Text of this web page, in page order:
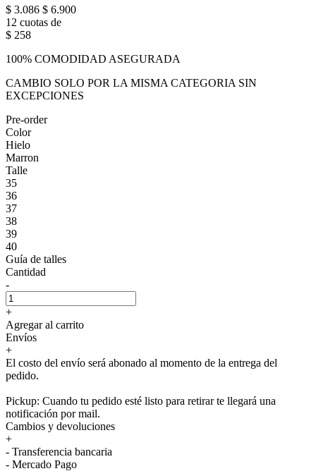
$ 3.086 $ 6.900
12 cuotas de
$ 258
100% COMODIDAD ASEGURADA
CAMBIO SOLO POR LA MISMA CATEGORIA SIN
EXCEPCIONES
Pre-order
Color
Hielo
Marron
Talle
35
36
37
38
39
40
Guía de talles
Cantidad
-
+
Agregar al carrito
Envíos
+
El costo del envío será abonado al momento de la entrega del
pedido.
Pickup: Cuando tu pedido esté listo para retirar te llegará una
notificación por mail.
Cambios y devoluciones
+
- Transferencia bancaria
- Mercado Pago